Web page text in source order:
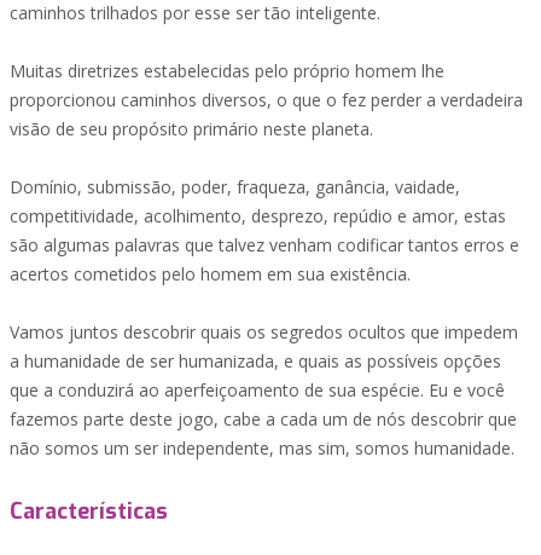
caminhos trilhados por esse ser tão inteligente.
Muitas diretrizes estabelecidas pelo próprio homem lhe
proporcionou caminhos diversos, o que o fez perder a verdadeira
visão de seu propósito primário neste planeta.
Domínio, submissão, poder, fraqueza, ganância, vaidade,
competitividade, acolhimento, desprezo, repúdio e amor, estas
são algumas palavras que talvez venham codificar tantos erros e
acertos cometidos pelo homem em sua existência.
Vamos juntos descobrir quais os segredos ocultos que impedem
a humanidade de ser humanizada, e quais as possíveis opções
que a conduzirá ao aperfeiçoamento de sua espécie. Eu e você
fazemos parte deste jogo, cabe a cada um de nós descobrir que
não somos um ser independente, mas sim, somos humanidade.
Características